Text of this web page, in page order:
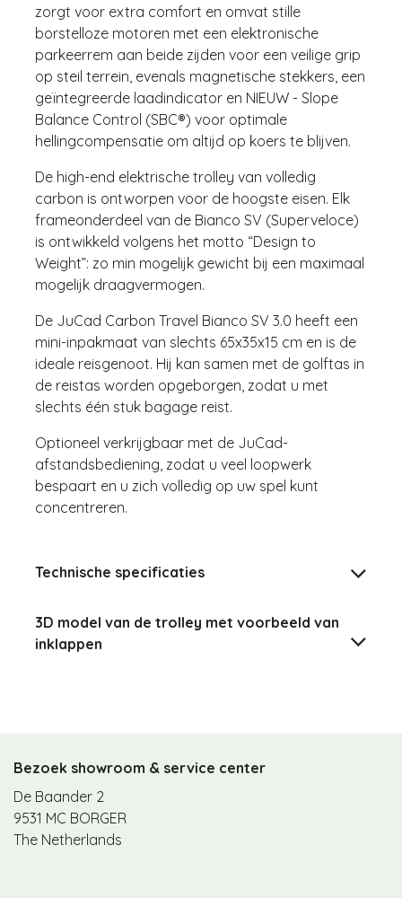
zorgt voor extra comfort en omvat stille
borstelloze motoren met een elektronische
parkeerrem aan beide zijden voor een veilige grip
op steil terrein, evenals magnetische stekkers, een
geïntegreerde laadindicator en NIEUW - Slope
Balance Control (SBC®) voor optimale
hellingcompensatie om altijd op koers te blijven.
De high-end elektrische trolley van volledig
carbon is ontworpen voor de hoogste eisen. Elk
frameonderdeel van de Bianco SV (Superveloce)
is ontwikkeld volgens het motto “Design to
Weight”: zo min mogelijk gewicht bij een maximaal
mogelijk draagvermogen.
De JuCad Carbon Travel Bianco SV 3.0 heeft een
mini-inpakmaat van slechts 65x35x15 cm en is de
ideale reisgenoot. Hij kan samen met de golftas in
de reistas worden opgeborgen, zodat u met
slechts één stuk bagage reist.
Optioneel verkrijgbaar met de JuCad-
afstandsbediening, zodat u veel loopwerk
bespaart en u zich volledig op uw spel kunt
concentreren.
Technische specificaties
3D model van de trolley met voorbeeld van
inklappen
Bezoek showroom & service center
De Baander 2
9531 MC BORGER
The Netherlands